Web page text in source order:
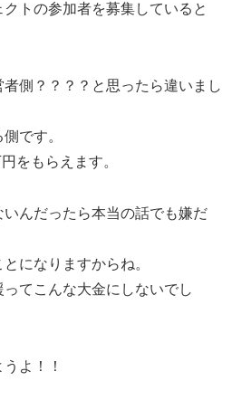
トの参加者を募集していると
側？？？？と思ったら違いまし
です。
をもらえます。
んだったら本当の話でも嫌だ
になりますからね。
てこんな大金にしないでし
よ！！